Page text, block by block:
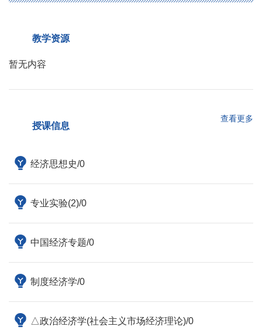
教学资源
暂无内容
授课信息
查看更多
经济思想史/0
专业实验(2)/0
中国经济专题/0
制度经济学/0
△政治经济学(社会主义市场经济理论)/0